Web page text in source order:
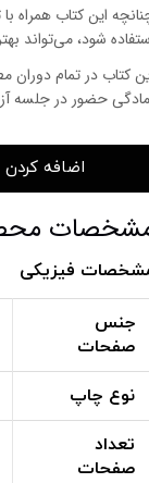
این کتاب همراه
شود، می‌تواند
کتاب در تمام دوران
حضور در جلسه
اضافه
فیزیکی
جنس
صفحات
نوع چاپ
تعداد
صفحات